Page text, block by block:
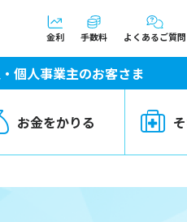
金利 手数料 よくあるご質問
個人事業主のお客さま
お金をかりる